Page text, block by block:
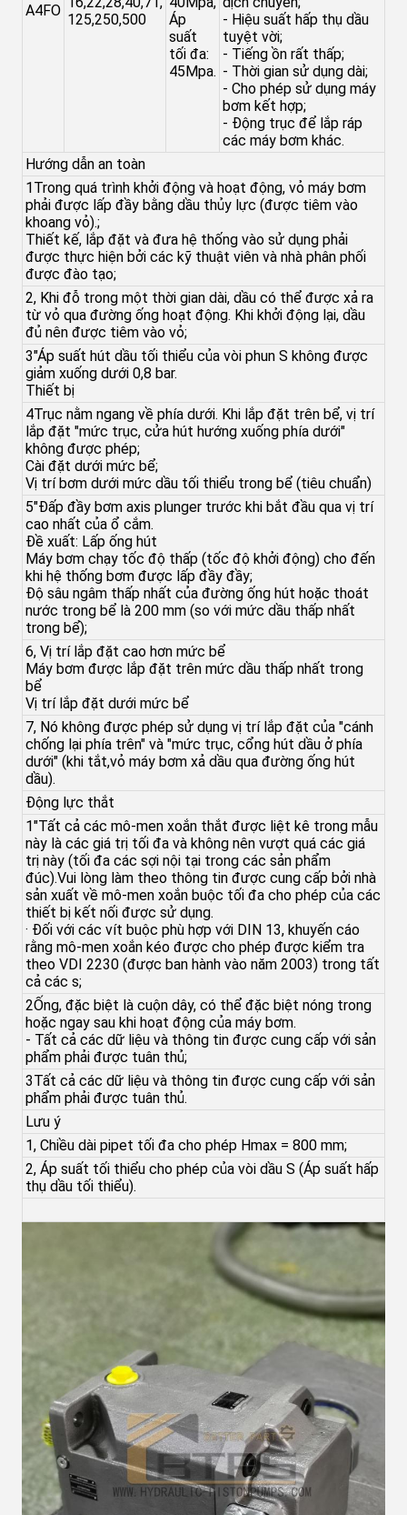
A4FO
125,250,500
Áp
suất
tối đa:
45Mpa.
- Hiệu suất hấp thụ dầu
tuyệt vời;
- Tiếng ồn rất thấp;
- Thời gian sử dụng dài;
- Cho phép sử dụng máy
bơm kết hợp;
- Động trục để lắp ráp
các máy bơm khác.
Hướng dẫn an toàn
1Trong quá trình khởi động và hoạt động, vỏ máy bơm
phải được lấp đầy bằng dầu thủy lực (được tiêm vào
khoang vỏ).;
Thiết kế, lắp đặt và đưa hệ thống vào sử dụng phải
được thực hiện bởi các kỹ thuật viên và nhà phân phối
được đào tạo;
2, Khi đỗ trong một thời gian dài, dầu có thể được xả ra
từ vỏ qua đường ống hoạt động. Khi khởi động lại, dầu
đủ nên được tiêm vào vỏ;
3"Áp suất hút dầu tối thiểu của vòi phun S không được
giảm xuống dưới 0,8 bar.
Thiết bị
4Trục nằm ngang về phía dưới. Khi lắp đặt trên bể, vị trí
lắp đặt "mức trục, cửa hút hướng xuống phía dưới"
không được phép;
Cài đặt dưới mức bể;
Vị trí bơm dưới mức dầu tối thiểu trong bể (tiêu chuẩn)
5"Đấp đầy bơm axis plunger trước khi bắt đầu qua vị trí
cao nhất của ổ cắm.
Đề xuất: Lấp ống hút
Máy bơm chạy tốc độ thấp (tốc độ khởi động) cho đến
khi hệ thống bơm được lấp đầy đầy;
Độ sâu ngâm thấp nhất của đường ống hút hoặc thoát
nước trong bể là 200 mm (so với mức dầu thấp nhất
trong bể);
6, Vị trí lắp đặt cao hơn mức bể
Máy bơm được lắp đặt trên mức dầu thấp nhất trong
bể
Vị trí lắp đặt dưới mức bể
7, Nó không được phép sử dụng vị trí lắp đặt của "cánh
chống lại phía trên" và "mức trục, cổng hút dầu ở phía
dưới" (khi tắt,vỏ máy bơm xả dầu qua đường ống hút
dầu).
Động lực thắt
1"Tất cả các mô-men xoắn thắt được liệt kê trong mẫu
này là các giá trị tối đa và không nên vượt quá các giá
trị này (tối đa các sợi nội tại trong các sản phẩm
đúc).Vui lòng làm theo thông tin được cung cấp bởi nhà
sản xuất về mô-men xoắn buộc tối đa cho phép của các
thiết bị kết nối được sử dụng.
· Đối với các vít buộc phù hợp với DIN 13, khuyến cáo
rằng mô-men xoắn kéo được cho phép được kiểm tra
theo VDI 2230 (được ban hành vào năm 2003) trong tất
cả các s;
2Ống, đặc biệt là cuộn dây, có thể đặc biệt nóng trong
hoặc ngay sau khi hoạt động của máy bơm.
- Tất cả các dữ liệu và thông tin được cung cấp với sản
phẩm phải được tuân thủ;
3Tất cả các dữ liệu và thông tin được cung cấp với sản
phẩm phải được tuân thủ.
Lưu ý
1, Chiều dài pipet tối đa cho phép Hmax = 800 mm;
2, Áp suất tối thiểu cho phép của vòi dầu S (Áp suất hấp
thụ dầu tối thiểu).